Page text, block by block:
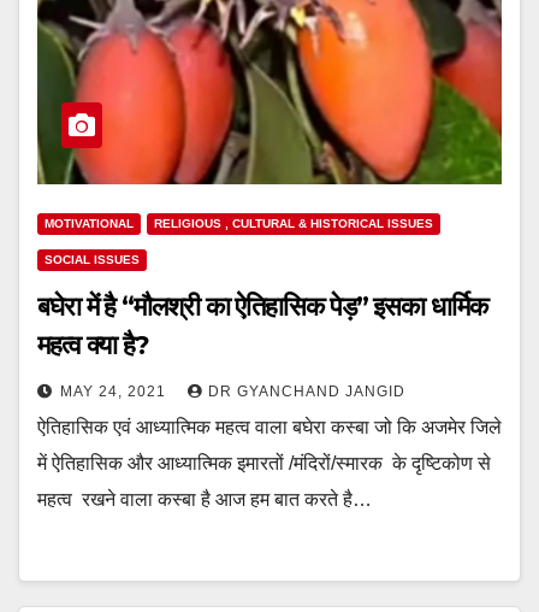
MOTIVATIONAL RELIGIOUS , CULTURAL & HISTORICAL ISSUES
SOCIAL ISSUES
बघेरा में है “मौलश्री का ऐतिहासिक पेड़” इसका धार्मिक
महत्व क्या है?
MAY 24, 2021 DR GYANCHAND JANGID
ऐतिहासिक एवं आध्यात्मिक महत्व वाला बघेरा कस्बा जो कि अजमेर जिले
में ऐतिहासिक और आध्यात्मिक इमारतों /मंदिरों/स्मारक के दृष्टिकोण से
महत्व रखने वाला कस्बा है आज हम बात करते है…